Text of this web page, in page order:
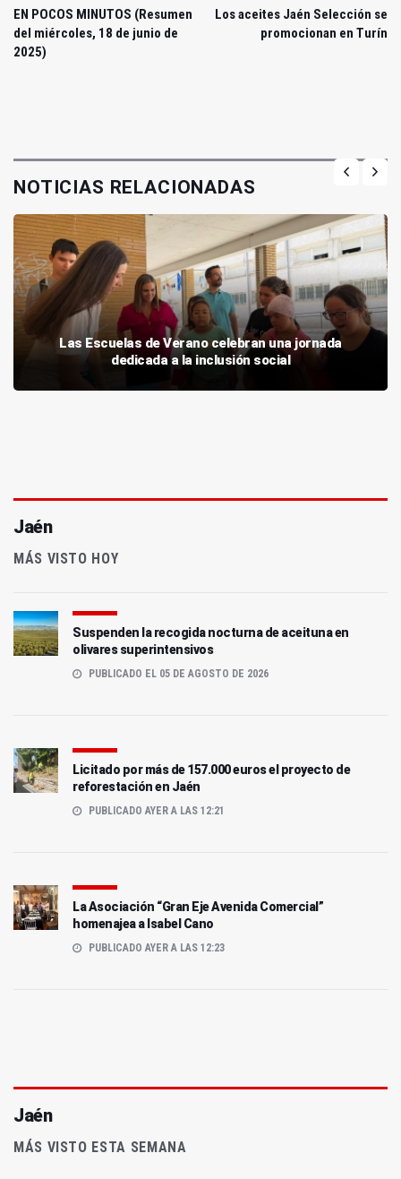
EN POCOS MINUTOS (Resumen
del miércoles, 18 de junio de
2025)
Los aceites Jaén Selección se
promocionan en Turín
NOTICIAS RELACIONADAS
Las Escuelas de Verano celebran una jornada
dedicada a la inclusión social
Jaén
MÁS VISTO HOY
Suspenden la recogida nocturna de aceituna en
olivares superintensivos
PUBLICADO EL 05 DE AGOSTO DE 2026
Licitado por más de 157.000 euros el proyecto de
reforestación en Jaén
PUBLICADO AYER A LAS 12:21
La Asociación “Gran Eje Avenida Comercial”
homenajea a Isabel Cano
PUBLICADO AYER A LAS 12:23
Jaén
MÁS VISTO ESTA SEMANA